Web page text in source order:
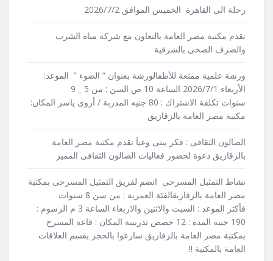
رحلة الى القاهرة الخميس الموافق 2026/7/2
تقدم مكتبة مصر العامة بالتعاون مع شركة مياه الشرب
والصرف الصحى بالشرقية
ورشة علمية ممتعة للأطفالورشة بعنوان ” الضوء ” الموعد:
الأربعاء 2026/7/1 الساعة 10 ص السن : من 5 _ 9
سنوات تكلفة الاشتراك : 80 جنيه المدربة / أروى ياسر المكان:
مكتبة مصر العامة بالزقازيق
الصالون الثقافى : فكر يبنى وعياَ تقدم مكتبة مصر العامة
بالزقازيق دعوة لحضور فعاليات الصالون الثقافى المميز
نشاط التمثيل المسرحى انضم لفريق التمثيل المسرحى بمكتبة
مصر العامة بالزقازيقالفئة العمرية : من سن 8 سنوات
فأكثر الموعد : السبت والاثنين والاربعاء الساعة 3 م الرسوم :
190 جنيه المدة : 12 حصص تدريبية المكان : قاعة المسرح
بمكتبة مصر العامة بالزقازيق سارعوا بالحجز بقسم العلاقات
العامة بالمكتبة !!